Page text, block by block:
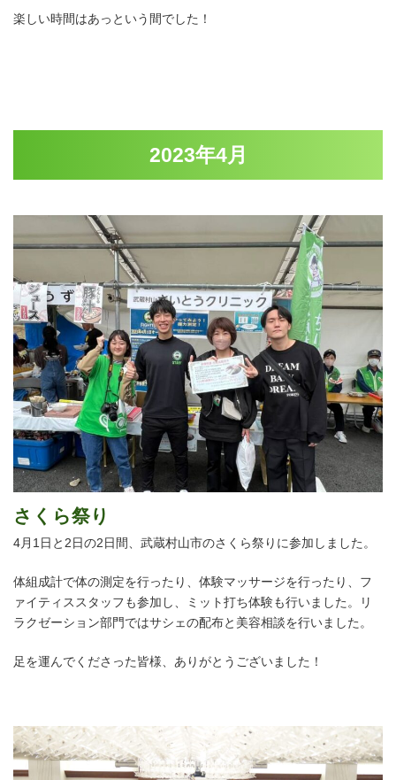
楽しい時間はあっという間でした！
2023年4月
さくら祭り
4月1日と2日の2日間、武蔵村山市のさくら祭りに参加しました。
体組成計で体の測定を行ったり、体験マッサージを行ったり、フ
ァイティススタッフも参加し、ミット打ち体験も行いました。リ
ラクゼーション部門ではサシェの配布と美容相談を行いました。
足を運んでくださった皆様、ありがとうございました！